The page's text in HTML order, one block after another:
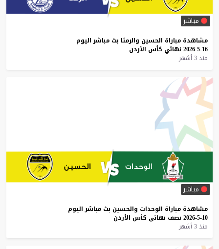
مباشر
مشاهدة مباراة الحسين والرمثا بث مباشر اليوم
16-5-2026
نهائي كأس الأردن
منذ 3 أشهر
مباشر
مشاهدة مباراة الوحدات والحسين بث مباشر اليوم
10-5-2026
نصف نهائي كأس الأردن
منذ 3 أشهر